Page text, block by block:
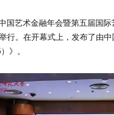
国艺术金融年会暨第五届国
行。在开幕式上，发布了由
》。